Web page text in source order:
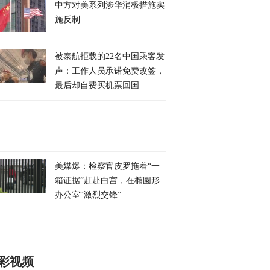
中方对美系列涉华消极措施实
施反制
被泰航拒载的22名中国乘客发
声：工作人员承诺免费改签，
最后却自费买机票回国
美媒爆：检察官皮罗拖着“一
箱证据”赶赴白宫，在椭圆形
办公室“激烈交锋”
视频